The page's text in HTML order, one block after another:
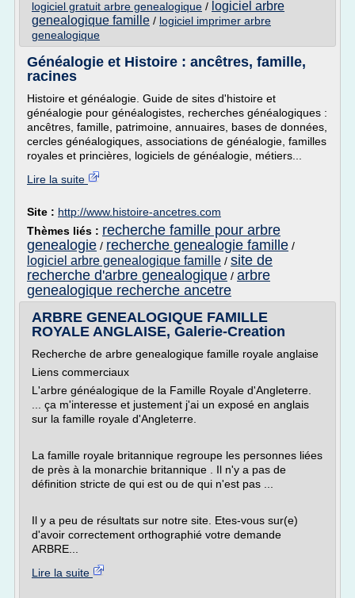
logiciel gratuit arbre genealogique / logiciel arbre
genealogique famille / logiciel imprimer arbre
genealogique
Généalogie et Histoire : ancêtres, famille,
racines
Histoire et généalogie. Guide de sites d'histoire et
généalogie pour généalogistes, recherches généalogiques :
ancêtres, famille, patrimoine, annuaires, bases de données,
cercles généalogiques, associations de généalogie, familles
royales et princières, logiciels de généalogie, métiers...
Lire la suite
Site : http://www.histoire-ancetres.com
Thèmes liés : recherche famille pour arbre
genealogie / recherche genealogie famille /
logiciel arbre genealogique famille / site de
recherche d'arbre genealogique / arbre
genealogique recherche ancetre
ARBRE GENEALOGIQUE FAMILLE
ROYALE ANGLAISE, Galerie-Creation
Recherche de arbre genealogique famille royale anglaise
Liens commerciaux
L'arbre généalogique de la Famille Royale d'Angleterre.
... ça m'interesse et justement j'ai un exposé en anglais
sur la famille royale d'Angleterre.
La famille royale britannique regroupe les personnes liées
de près à la monarchie britannique . Il n'y a pas de
définition stricte de qui est ou de qui n'est pas ...
Il y a peu de résultats sur notre site. Etes-vous sur(e)
d'avoir correctement orthographié votre demande
ARBRE...
Lire la suite